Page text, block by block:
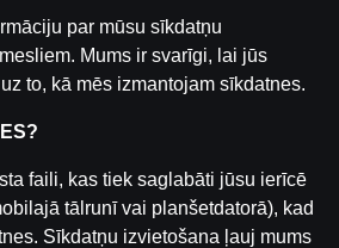
Pieslēgtiespar mūsu sīkdatņu
Mums ir svarīgi, lai jūs
to, kā mēs izmantojam sīkdatnes.
faili, kas tiek saglabāti jūsu ierīcē
tālrunī vai planšetdatorā), kad
Sīkdatņu izvietošana ļauj mums